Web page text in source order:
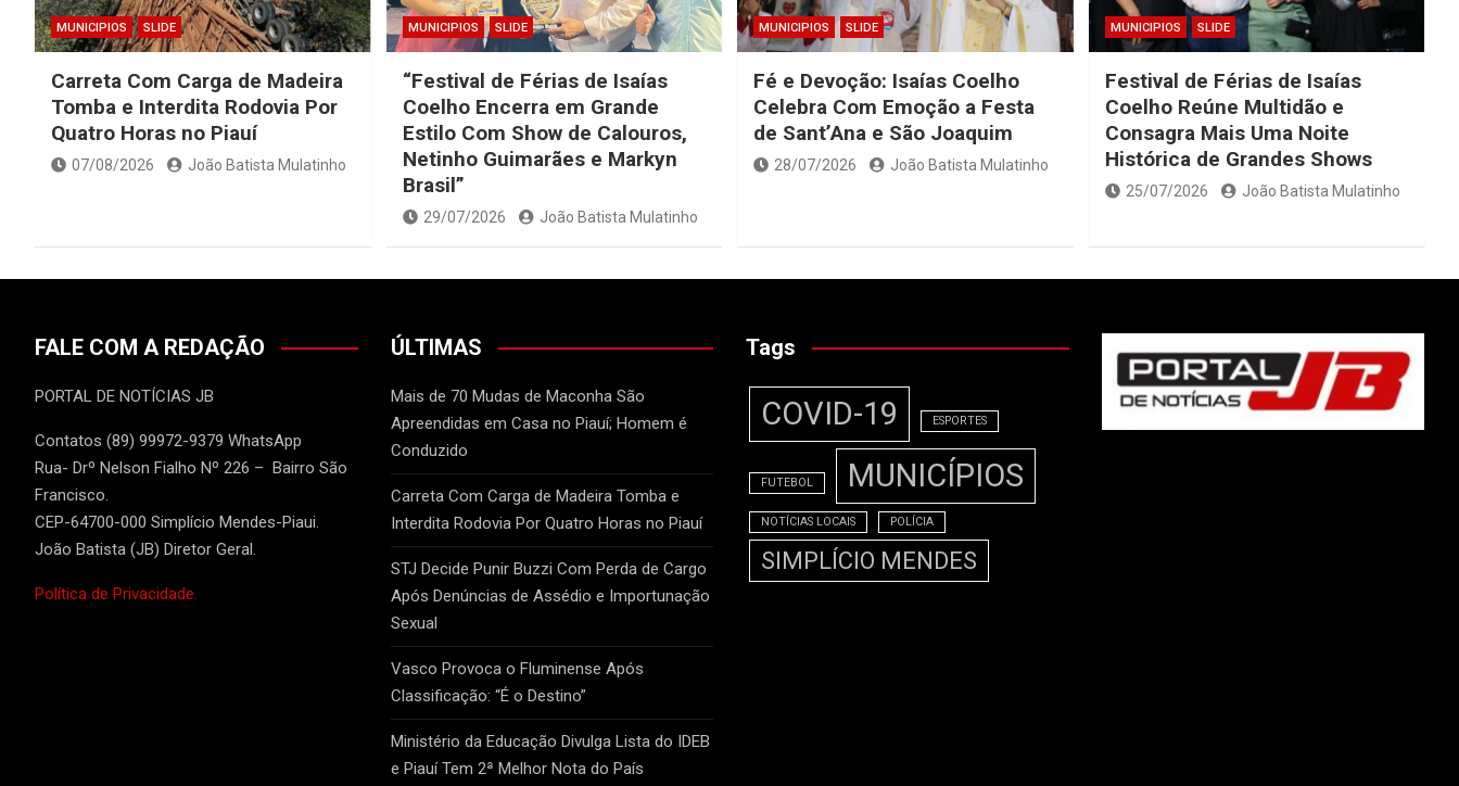
MUNICIPIOS SLIDE
Carreta Com Carga de Madeira
Tomba e Interdita Rodovia Por
Quatro Horas no Piauí
07/08/2026 João Batista Mulatinho
MUNICIPIOS SLIDE
“Festival de Férias de Isaías
Coelho Encerra em Grande
Estilo Com Show de Calouros,
Netinho Guimarães e Markyn
Brasil”
29/07/2026 João Batista Mulatinho
MUNICIPIOS SLIDE
Fé e Devoção: Isaías Coelho
Celebra Com Emoção a Festa
de Sant’Ana e São Joaquim
28/07/2026 João Batista Mulatinho
MUNICIPIOS SLIDE
Festival de Férias de Isaías
Coelho Reúne Multidão e
Consagra Mais Uma Noite
Histórica de Grandes Shows
25/07/2026 João Batista Mulatinho
FALE COM A REDAÇÃO
PORTAL DE NOTÍCIAS JB
Contatos (89) 99972-9379 WhatsApp
Rua- Drº Nelson Fialho Nº 226 – Bairro São
Francisco.
CEP-64700-000 Simplício Mendes-Piaui.
João Batista (JB) Diretor Geral.
Política de Privacidade.
ÚLTIMAS
Mais de 70 Mudas de Maconha São
Apreendidas em Casa no Piauí; Homem é
Conduzido
Carreta Com Carga de Madeira Tomba e
Interdita Rodovia Por Quatro Horas no Piauí
STJ Decide Punir Buzzi Com Perda de Cargo
Após Denúncias de Assédio e Importunação
Sexual
Vasco Provoca o Fluminense Após
Classificação: “É o Destino”
Ministério da Educação Divulga Lista do IDEB
e Piauí Tem 2ª Melhor Nota do País
Tags
COVID-19 ESPORTES
FUTEBOL MUNICÍPIOS
NOTÍCIAS LOCAIS POLÍCIA
SIMPLÍCIO MENDES